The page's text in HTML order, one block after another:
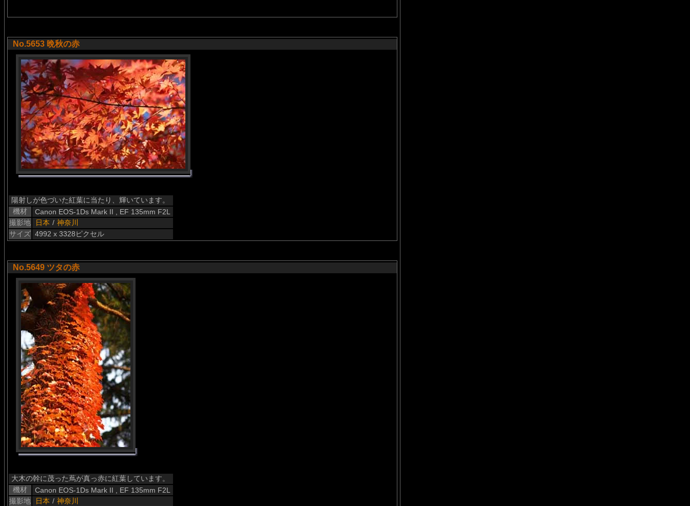
No.5653 晩秋の赤
陽射しが色づいた紅葉に当たり、輝いています。
機材
Canon EOS-1Ds Mark II , EF 135mm F2L
撮影地
日本 / 神奈川
サイズ 4992 x 3328ピクセル
No.5649 ツタの赤
大木の幹に茂った蔦が真っ赤に紅葉しています。
機材
Canon EOS-1Ds Mark II , EF 135mm F2L
撮影地
日本 / 神奈川